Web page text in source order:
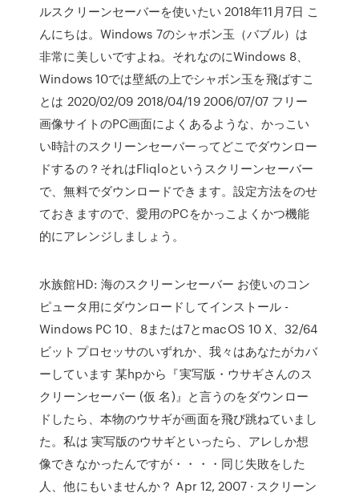
ルスクリーンセーバーを使いたい 2018年11月7日 こ
んにちは。Windows 7のシャボン玉（バブル）は
非常に美しいですよね。それなのにWindows 8、
Windows 10では壁紙の上でシャボン玉を飛ばすこ
とは 2020/02/09 2018/04/19 2006/07/07 フリー
画像サイトのPC画面によくあるような、かっこい
い時計のスクリーンセーバーってどこでダウンロー
ドするの？それはFliqloというスクリーンセーバー
で、無料でダウンロードできます。設定方法をのせ
ておきますので、愛用のPCをかっこよくかつ機能
的にアレンジしましょう。
水族館HD: 海のスクリーンセーバー お使いのコン
ピュータ用にダウンロードしてインストール -
Windows PC 10、8または7とmacOS 10 X、32/64
ビットプロセッサのいずれか、我々はあなたがカバ
ーしています 某hpから『実写版・ウサギさんのス
クリーンセーバー (仮 名)』と言うのをダウンロー
ドしたら、本物のウサギが画面を飛び跳ねていまし
た。私は 実写版のウサギといったら、アレしか想
像できなかったんですが・・・・同じ失敗をした
人、他にもいませんか？ Apr 12, 2007 · スクリーン